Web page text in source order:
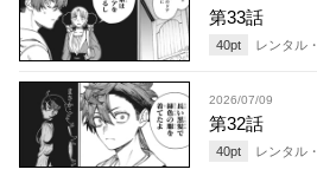
第33話
40pt レンタル・
2026/07/09
第32話
40pt レンタル・